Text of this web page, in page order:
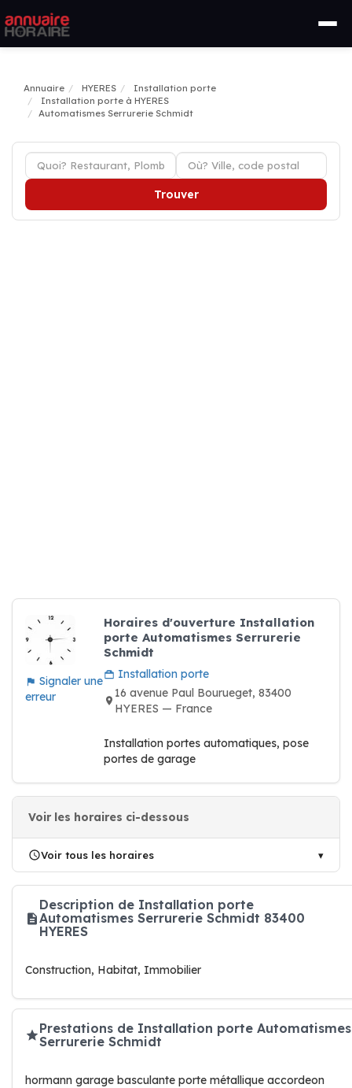
Annuaire HYERES
Installation porte
Installation porte à HYERES
Automatismes Serrurerie Schmidt
Trouver
Signaler une
erreur
Horaires d'ouverture Installation
porte Automatismes Serrurerie
Schmidt
Installation porte
16 avenue Paul Bourueget, 83400
HYERES — France
Installation portes automatiques, pose
portes de garage
Voir les horaires ci-dessous
Voir tous les horaires
Description de Installation porte
Automatismes Serrurerie Schmidt 83400
HYERES
Construction, Habitat, Immobilier
Prestations de Installation porte Automatismes
Serrurerie Schmidt
hormann garage basculante porte métallique accordeon